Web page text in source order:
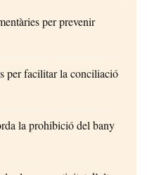
per prevenir
per facilitar la conciliació
la prohibició del bany